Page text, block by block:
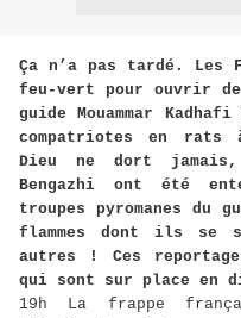
Ça n’a pas tardé. Les
feu-vert pour ouvrir
guide Mouammar
compatriotes en rats
Dieu ne dort
Bengazhi ont été
troupes pyromanes du
flammes dont ils
autres ! Ces
qui sont sur place en
19h La frappe